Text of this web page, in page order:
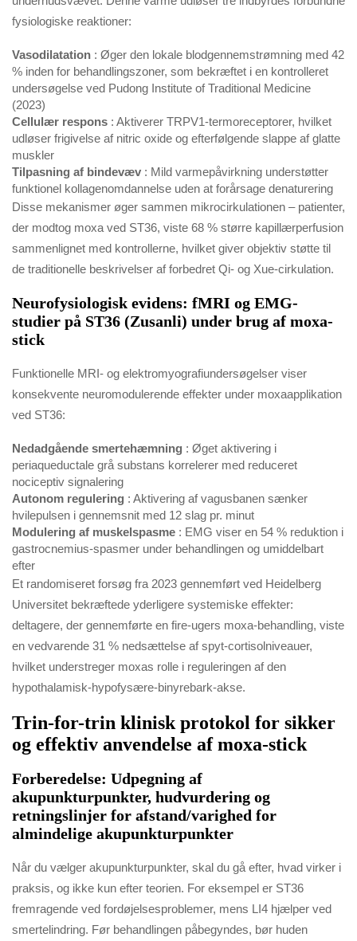
fysiologiske reaktioner:
Vasodilatation : Øger den lokale blodgennemstrømning med 42
% inden for behandlingszoner, som bekræftet i en kontrolleret
undersøgelse ved Pudong Institute of Traditional Medicine
(2023)
Cellulær respons : Aktiverer TRPV1-termoreceptorer, hvilket
udløser frigivelse af nitric oxide og efterfølgende slappe af glatte
muskler
Tilpasning af bindevæv : Mild varmepåvirkning understøtter
funktionel kollagenomdannelse uden at forårsage denaturering
Disse mekanismer øger sammen mikrocirkulationen – patienter,
der modtog moxa ved ST36, viste 68 % større kapillærperfusion
sammenlignet med kontrollerne, hvilket giver objektiv støtte til
de traditionelle beskrivelser af forbedret Qi- og Xue-cirkulation.
Neurofysiologisk evidens: fMRI og EMG-
studier på ST36 (Zusanli) under brug af moxa-
stick
Funktionelle MRI- og elektromyografiundersøgelser viser
konsekvente neuromodulerende effekter under moxaapplikation
ved ST36:
Nedadgående smertehæmning : Øget aktivering i
periaqueductale grå substans korrelerer med reduceret
nociceptiv signalering
Autonom regulering : Aktivering af vagusbanen sænker
hvilepulsen i gennemsnit med 12 slag pr. minut
Modulering af muskelspasme : EMG viser en 54 % reduktion i
gastrocnemius-spasmer under behandlingen og umiddelbart
efter
Et randomiseret forsøg fra 2023 gennemført ved Heidelberg
Universitet bekræftede yderligere systemiske effekter:
deltagere, der gennemførte en fire-ugers moxa-behandling, viste
en vedvarende 31 % nedsættelse af spyt-cortisolniveauer,
hvilket understreger moxas rolle i reguleringen af den
hypothalamisk-hypofysære-binyrebark-akse.
Trin-for-trin klinisk protokol for sikker
og effektiv anvendelse af moxa-stick
Forberedelse: Udpegning af
akupunkturpunkter, hudvurdering og
retningslinjer for afstand/varighed for
almindelige akupunkturpunkter
Når du vælger akupunkturpunkter, skal du gå efter, hvad virker i
praksis, og ikke kun efter teorien. For eksempel er ST36
fremragende ved fordøjelsesproblemer, mens LI4 hjælper ved
smertelindring. Før behandlingen påbegyndes, bør huden